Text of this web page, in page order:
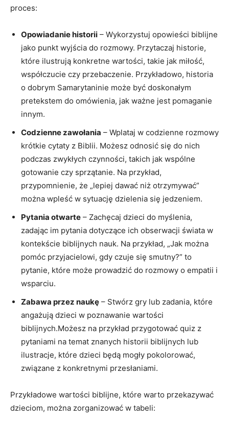
proces:
Opowiadanie historii – Wykorzystuj opowieści biblijne
jako punkt wyjścia do rozmowy. Przytaczaj historie,
które ilustrują konkretne wartości, takie jak miłość,
współczucie czy przebaczenie. Przykładowo, historia
o dobrym Samarytaninie może być doskonałym
pretekstem do omówienia, jak ważne jest pomaganie
innym.
Codzienne zawołania – Wplataj w codzienne rozmowy
krótkie cytaty z Biblii. Możesz odnosić się do nich
podczas zwykłych czynności, takich jak wspólne
gotowanie czy sprzątanie. Na przykład,
przypomnienie, że „lepiej dawać niż otrzymywać”
można wpleść w sytuację dzielenia się jedzeniem.
Pytania otwarte – Zachęcaj dzieci do myślenia,
zadając im pytania dotyczące ich obserwacji świata w
kontekście biblijnych nauk. Na przykład, „Jak można
pomóc przyjacielowi, gdy czuje się smutny?” to
pytanie, które może prowadzić do rozmowy o empatii i
wsparciu.
Zabawa przez naukę – Stwórz gry lub zadania, które
angażują dzieci w poznawanie wartości
biblijnych.Możesz na przykład przygotować quiz z
pytaniami na temat znanych historii biblijnych lub
ilustracje, które dzieci będą mogły pokolorować,
związane z konkretnymi przesłaniami.
Przykładowe wartości biblijne, które warto przekazywać
dzieciom, można zorganizować w tabeli: